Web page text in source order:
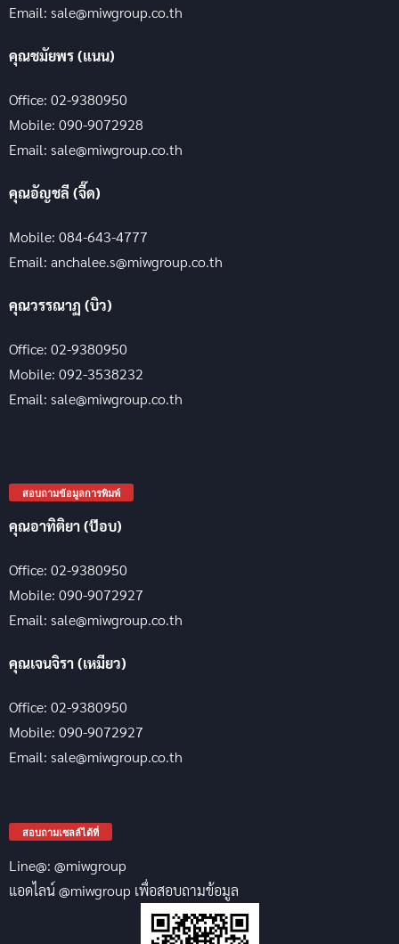
Email: sale@miwgroup.co.th
คุณชมัยพร (แนน)
Office: 02-9380950
Mobile: 090-9072928
Email: sale@miwgroup.co.th
คุณอัญชลี (จี๊ด)
Mobile: 084-643-4777
Email: anchalee.s@miwgroup.co.th
คุณวรรณาฏ (บิว)
Office: 02-9380950
Mobile: 092-3538232
Email: sale@miwgroup.co.th
สอบถามข้อมูลการพิมพ์
คุณอาทิติยา (ป๊อบ)
Office: 02-9380950
Mobile: 090-9072927
Email: sale@miwgroup.co.th
คุณเจนจิรา (เหมียว)
Office: 02-9380950
Mobile: 090-9072927
Email: sale@miwgroup.co.th
สอบถามเซลล์ได้ที่
Line@: @miwgroup
แอดไลน์ @miwgroup เพื่อสอบถามข้อมูล